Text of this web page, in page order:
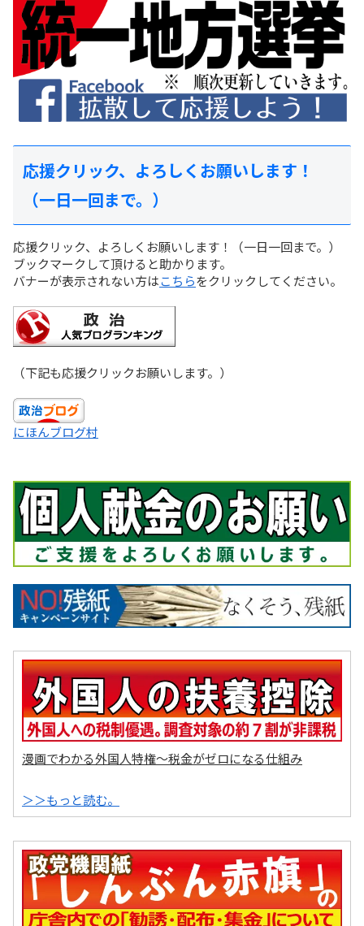
応援クリック、よろしくお願いします！
（一日一回まで。）
応援クリック、よろしくお願いします！（一日一回まで。）
ブックマークして頂けると助かります。
バナーが表示されない方はこちらをクリックしてください。
（下記も応援クリックお願いします。）
にほんブログ村
漫画でわかる外国人特権～税金がゼロになる仕組み
＞＞もっと読む。